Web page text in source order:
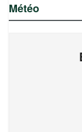
Météo